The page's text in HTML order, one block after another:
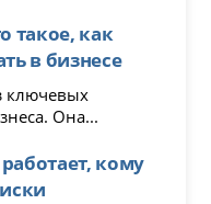
такое, как
в бизнесе
ключевых
Она...
кому